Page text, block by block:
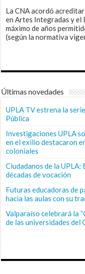
La CNA acordó
en Artes Integradas y el
máximo de años
(según la normativa
Últimas novedades
UPLA TV estrena la
Pública
Investigaciones UPLA
en el exilio destacaron
coloniales
Ciudadanos de la
décadas de vocación
Futuras educadoras de
hacia las aulas con su
Valparaíso celebrará la
de las universidades del